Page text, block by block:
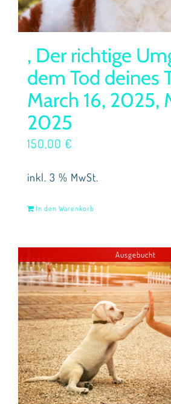
, Der richtige
dem Tod deines
March 16, 2025,
2025
150,00 €
inkl. 3 % MwSt.
In den Warenkorb
Ausgebucht